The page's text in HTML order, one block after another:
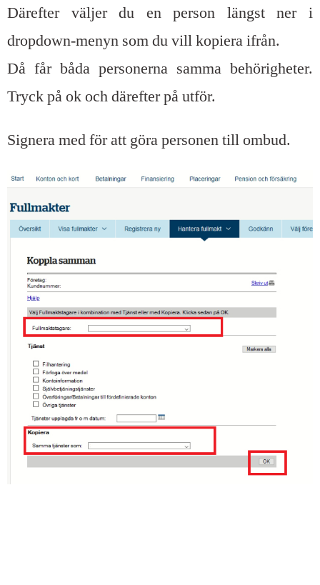
Därefter väljer du en person längst ner i
dropdown-menyn som du vill kopiera ifrån.
Då får båda personerna samma behörigheter.
Tryck på ok och därefter på utför.
Signera med för att göra personen till ombud.